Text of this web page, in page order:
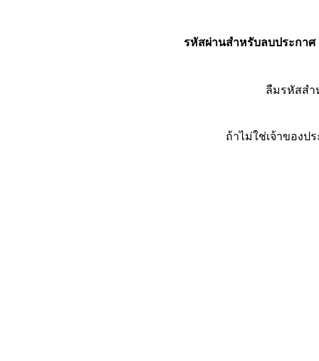
รหัสผ่านสำหรับลบประกาศ
ลืมรหัสส
ถ้าไม่ใช่เจ้าของป